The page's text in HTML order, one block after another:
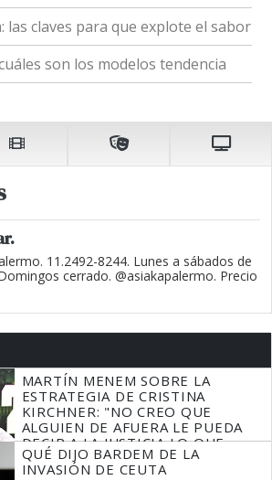
las claves para que explote el sabor
son los modelos tendencia
11.2492-8244. Lunes a sábados de
cerrado. @asiakapalermo. Precio
MARTÍN MENEM SOBRE LA
ESTRATEGIA DE CRISTINA
KIRCHNER: "NO CREO QUE
ALGUIEN DE AFUERA LE PUEDA
DECIR A LA JUSTICIA LO QUE
TIENE QUE HACER"
QUÉ DIJO BARDEM DE LA
INVASIÓN DE CEUTA